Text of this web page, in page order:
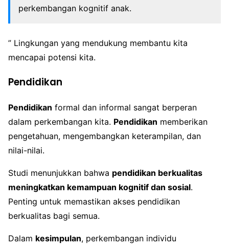
perkembangan kognitif anak.
” Lingkungan yang mendukung membantu kita
mencapai potensi kita.
Pendidikan
Pendidikan formal dan informal sangat berperan
dalam perkembangan kita. Pendidikan memberikan
pengetahuan, mengembangkan keterampilan, dan
nilai-nilai.
Studi menunjukkan bahwa pendidikan berkualitas
meningkatkan kemampuan kognitif dan sosial.
Penting untuk memastikan akses pendidikan
berkualitas bagi semua.
Dalam kesimpulan, perkembangan individu